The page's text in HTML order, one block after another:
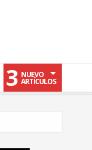
3 NUEVO
ARTÍCULOS